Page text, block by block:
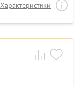
Характеристики